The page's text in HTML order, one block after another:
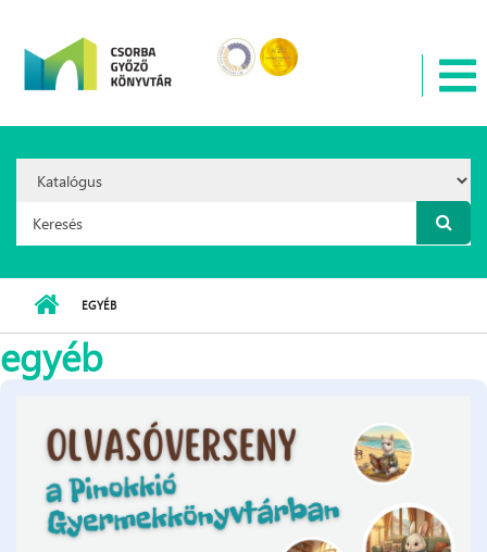
Option:
Keresés űrlap
EGYÉB
egyéb